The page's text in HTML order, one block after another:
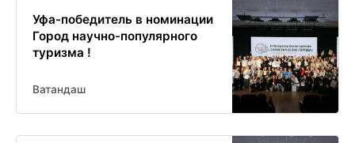
Уфа-победитель в номинации
Город научно-популярного
туризма !
Ватандаш